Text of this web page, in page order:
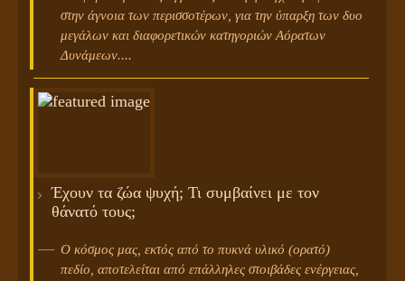
στην άγνοια των περισσοτέρων, για την ύπαρξη των δυο
μεγάλων και διαφορετικών κατηγοριών Αόρατων
Δυνάμεων....
Έχουν τα ζώα ψυχή; Τι συμβαίνει με τον
θάνατό τους;
Ο κόσμος μας, εκτός από το πυκνά υλικό (ορατό)
πεδίο, αποτελείται από επάλληλες στοιβάδες ενέργειας,